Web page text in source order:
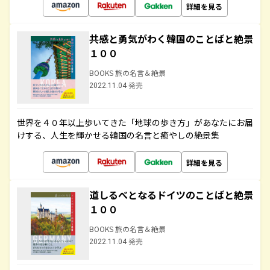
詳細を見る
共感と勇気がわく韓国のことばと絶景
１００
BOOKS 旅の名言＆絶景
2022.11.04 発売
世界を４０年以上歩いてきた「地球の歩き方」があなたにお届
けする、人生を輝かせる韓国の名言と癒やしの絶景集
詳細を見る
道しるべとなるドイツのことばと絶景
１００
BOOKS 旅の名言＆絶景
2022.11.04 発売